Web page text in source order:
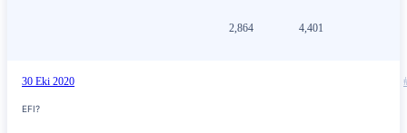
2,864 4,401
30 Eki 2020
EFI?